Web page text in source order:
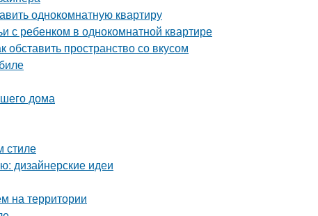
однокомнатную квартиру
с ребенком в однокомнатной квартире
пространство со вкусом
дома
стиле
дизайнерские идеи
на территории